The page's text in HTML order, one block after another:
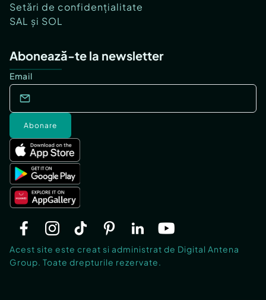
Setări de confidențialitate
SAL și SOL
Abonează-te la newsletter
Email
Abonare
Acest site este creat si administrat de Digital Antena
Group. Toate drepturile rezervate.